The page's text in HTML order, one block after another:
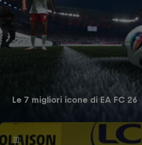
Le 7 migliori icone di EA FC 26